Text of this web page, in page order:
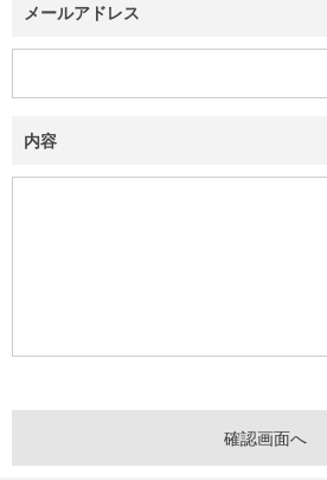
メールアドレス
内容